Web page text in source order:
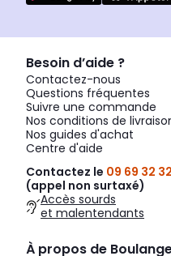
Besoin d’aide ?
Contactez-nous
Questions fréquentes
Suivre une commande
Nos conditions de
Nos guides d'achat
Centre d'aide
Contactez le 09 69 32
(appel non surtaxé)
Accès sourds
et malentendants
À propos de